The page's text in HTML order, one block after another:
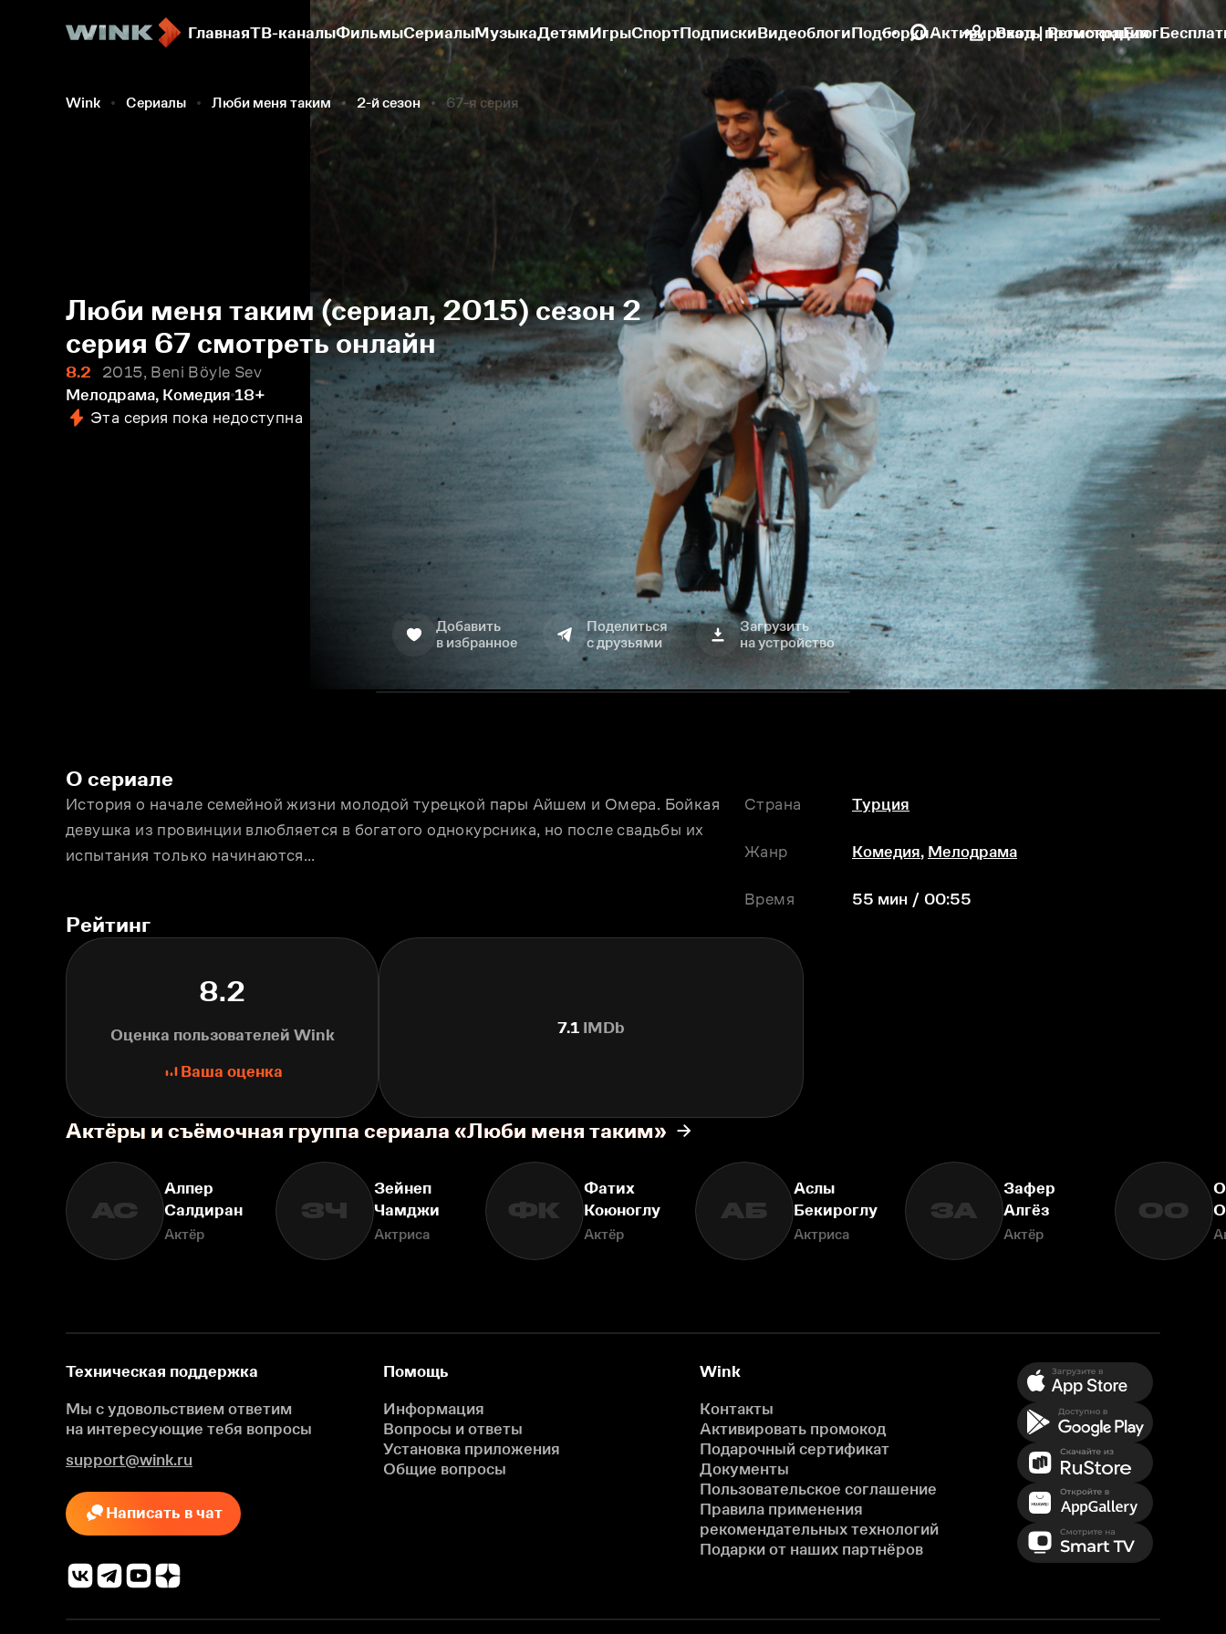
ГлавнаяТВ-каналыФильмыСериалыМузыкаДетямИгрыСпортПодпискиВидеоблогиПодборкиАктивировать промокодБлог
Вход | Регистрация
Wink Сериалы Люби меня таким 2-й сезон 67-я серия
Люби меня таким (сериал, 2015) сезон 2
серия 67 смотреть онлайн
8.2
2015, Beni Böyle Sev
Мелодрама, Комедия 18+
Эта серия пока недоступна
Добавить
в избранное
Поделиться
с друзьями
Загрузить
на устройство
О сериале
История о начале семейной жизни молодой турецкой пары Айшем и Омера. Бойкая
девушка из провинции влюбляется в богатого однокурсника, но после свадьбы их
испытания только начинаются…
Страна Турция
Жанр Комедия, Мелодрама
Время 55 мин / 00:55
Рейтинг
8.2
Оценка пользователей Wink
Ваша оценка
7.1IMDb
Актёры и съёмочная группа сериала «Люби меня таким»
АС
Алпер
Салдиран
Актёр
ЗЧ
Зейнеп
Чамджи
Актриса
ФК
Фатих
Коюноглу
Актёр
АБ
Аслы
Бекироглу
Актриса
ЗА
Зафер
Алгёз
Актёр
ОО
Техническая поддержка
Мы с удовольствием ответим
на интересующие тебя вопросы
support@wink.ru
Написать в чат
Помощь
Информация
Вопросы и ответы
Установка приложения
Общие вопросы
Wink
Контакты
Активировать промокод
Подарочный сертификат
Документы
Пользовательское соглашение
Правила применения
рекомендательных технологий
Подарки от наших партнёров